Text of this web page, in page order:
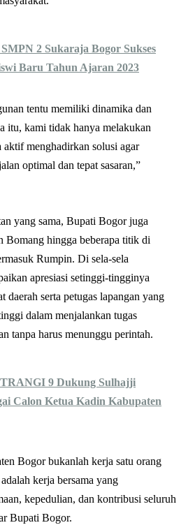
2 Sukaraja Bogor Sukses
Baru Tahun Ajaran 2023
tentu memiliki dinamika dan
itu, kami tidak hanya melakukan
aktif menghadirkan solusi agar
optimal dan tepat sasaran,”
yang sama, Bupati Bogor juga
Bomang hingga beberapa titik di
Rumpin. Di sela-sela
apresiasi setinggi-tingginya
daerah serta petugas lapangan yang
dalam menjalankan tugas
tanpa harus menunggu perintah.
9 Dukung Sulhajji
Calon Ketua Kadin Kabupaten
Bogor bukanlah kerja satu orang
kerja bersama yang
kepedulian, dan kontribusi seluruh
Bupati Bogor.